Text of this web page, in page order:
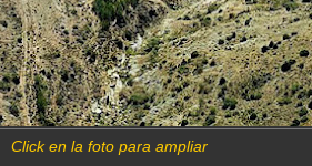
Click en la foto para ampliar